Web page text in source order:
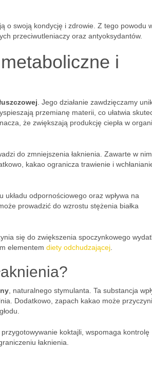
o swoją kondycję i zdrowie. Z tego powodu
przeciwutleniaczy oraz antyoksydantów.
i
. Jego działanie zawdzięczamy
przemianę materii, co ułatwia
że zwiększają produkcję ciepła w
do zmniejszenia łaknienia. Zawarte w nim
kakao ogranicza trawienie i
odpornościowego oraz wpływa na
prowadzić do wzrostu stężenia białka
się do zwiększenia spoczynkowego
elementem diety odchudzającej
, naturalnego stymulanta. Ta substancja
Dodatkowo, zapach kakao może
koktajli, wspomaga kontrolę
łaknienia.